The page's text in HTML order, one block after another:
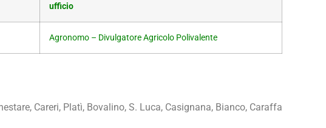
ufficio
Agronomo – Divulgatore Agricolo Polivalente
Careri, Platì, Bovalino, S. Luca, Casignana, Bianco, Caraffa